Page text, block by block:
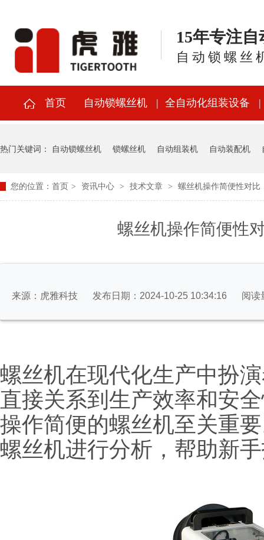
15年专注
自动锁螺丝
首页 自动锁螺丝机 全自动化组装设备
热门关键词： 自动锁螺丝机 锁螺丝机 自动组装机 自动装配机
您的位置： 首页 > 资讯中心 > 技术文章 > 螺丝机操作简便性对比
螺丝机操作简便性
来源：虎雅科技 发布日期：2024-10-25 10:34:16 阅读
螺丝机在现代化生产中扮
直接关系到生产效率和安
操作简便的螺丝机至关重
螺丝机进行分析，帮助新